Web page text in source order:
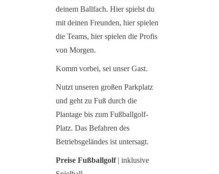
deinem Ballfach. Hier spielst du
mit deinen Freunden, hier spielen
die Teams, hier spielen die Profis
von Morgen.
Komm vorbei, sei unser Gast.
Nutzt unseren großen Parkplatz
und geht zu Fuß durch die
Plantage bis zum Fußballgolf-
Platz. Das Befahren des
Betriebsgeländes ist untersagt.
Preise Fußballgolf| inklusive